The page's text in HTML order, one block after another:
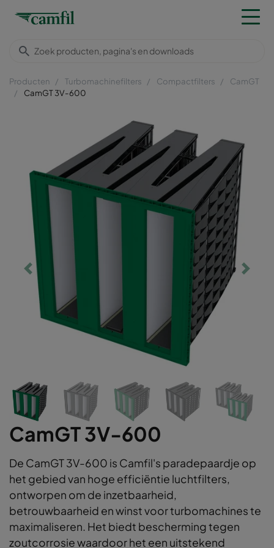
Producten Turbomachinefilters Compactfilters
CamGT
CamGT 3V-600
CamGT 3V-600
De CamGT 3V-600 is Camfil's paradepaardje op
het gebied van hoge efficiëntie luchtfilters,
ontworpen om de inzetbaarheid,
betrouwbaarheid en winst voor turbomachines te
maximaliseren. Het biedt bescherming tegen
zoutcorrosie waardoor het een uitstekend